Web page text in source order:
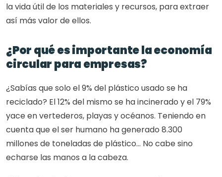
la vida útil de los materiales y recursos, para extraer
así más valor de ellos.
¿Por qué es importante la economía
circular para empresas?
¿Sabías que solo el 9% del plástico usado se ha
reciclado? El 12% del mismo se ha incinerado y el 79%
yace en vertederos, playas y océanos. Teniendo en
cuenta que el ser humano ha generado 8.300
millones de toneladas de plástico… No cabe sino
echarse las manos a la cabeza.